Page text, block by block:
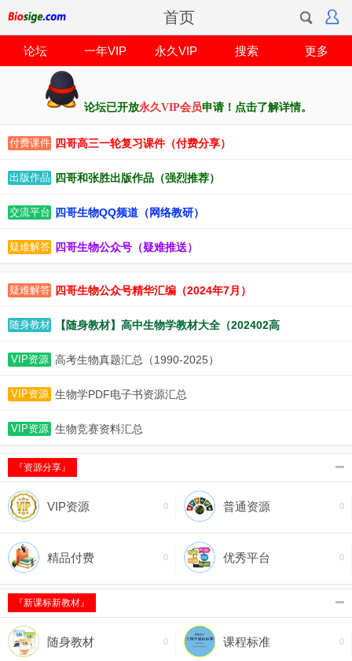
首页
论坛 一年VIP 永久VIP 搜索 更多
论坛已开放永久VIP会员申请！点击了解详情。
付费课件 四哥高三一轮复习课件（付费分享）
出版作品 四哥和张胜出版作品（强烈推荐）
交流平台 四哥生物QQ频道（网络教研）
疑难解答 四哥生物公众号（疑难推送）
疑难解答 四哥生物公众号精华汇编（2024年7月）
随身教材 【随身教材】高中生物学教材大全（202402高
VIP资源 高考生物真题汇总（1990-2025）
VIP资源 生物学PDF电子书资源汇总
VIP资源 生物竞赛资料汇总
『资源分享』
VIP资源 0 普通资源 0
精品付费 0 优秀平台 0
『新课标新教材』
随身教材 0 课程标准 0